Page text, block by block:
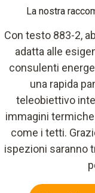
La nostra
Con testo 883-2,
adatta alle
consulenti
una rapida
teleobiettivo
immagini
come i tetti.
ispezioni saranno